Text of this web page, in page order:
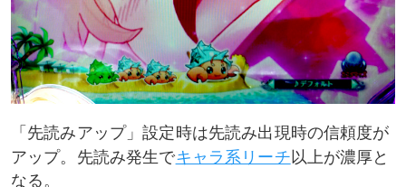
「先読みアップ」設定時は先読み出現時の信頼度が
アップ。先読み発生でキャラ系リーチ 以上が濃厚と
なる。